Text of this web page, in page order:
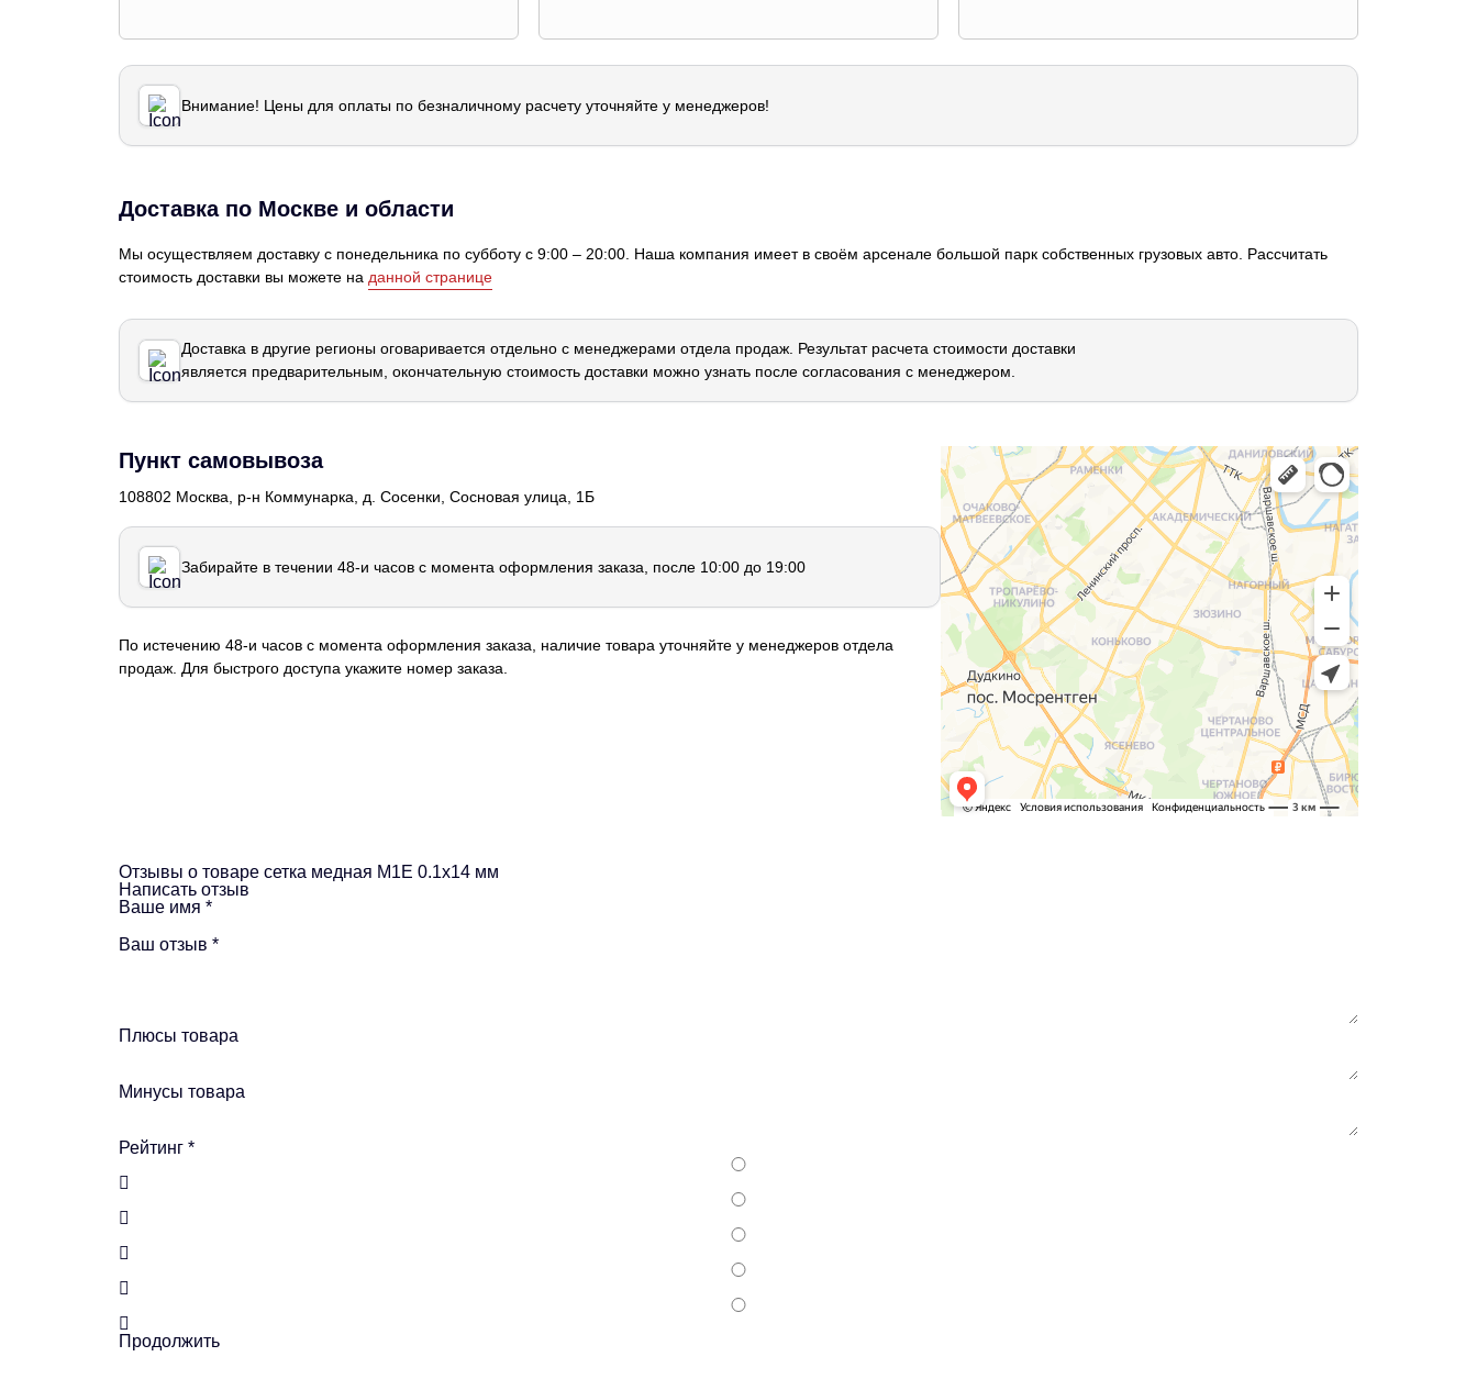
Внимание! Цены для оплаты по безналичному расчету уточняйте у менеджеров!
Доставка по Москве и области
Мы осуществляем доставку с понедельника по субботу с 9:00 – 20:00. Наша компания имеет в своём арсенале большой парк собственных грузовых авто. Рассчитать
стоимость доставки вы можете на данной странице
Доставка в другие регионы оговаривается отдельно с менеджерами отдела продаж. Результат расчета стоимости доставки
является предварительным, окончательную стоимость доставки можно узнать после согласования с менеджером.
Пункт самовывоза
108802 Москва, р-н Коммунарка, д. Сосенки, Сосновая улица, 1Б
Забирайте в течении 48-и часов с момента оформления заказа, после 10:00 до 19:00
По истечению 48-и часов с момента оформления заказа, наличие товара уточняйте у менеджеров отдела
продаж. Для быстрого доступа укажите номер заказа.
Отзывы о товаре сетка медная М1Е 0.1х14 мм
Написать отзыв
Ваше имя *
Ваш отзыв *
Плюсы товара
Минусы товара
Рейтинг *
Продолжить